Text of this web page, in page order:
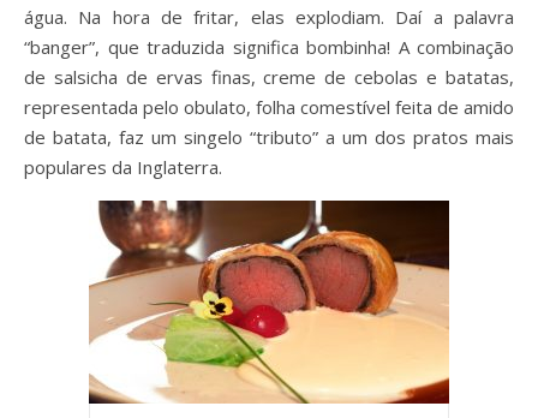
água. Na hora de fritar, elas explodiam. Daí a palavra
“banger”, que traduzida significa bombinha! A combinação
de salsicha de ervas finas, creme de cebolas e batatas,
representada pelo obulato, folha comestível feita de amido
de batata, faz um singelo “tributo” a um dos pratos mais
populares da Inglaterra.